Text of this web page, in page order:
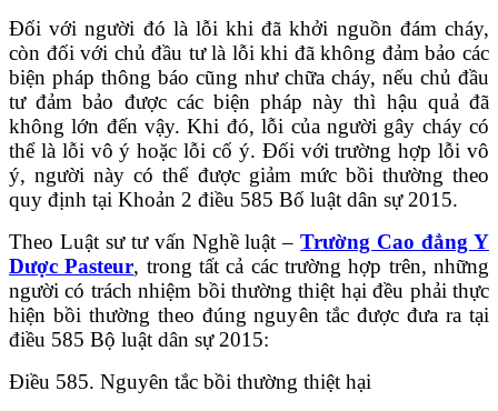
Đối với người đó là lỗi khi đã khởi nguồn đám cháy,
còn đối với chủ đầu tư là lỗi khi đã không đảm bảo các
biện pháp thông báo cũng như chữa cháy, nếu chủ đầu
tư đảm bảo được các biện pháp này thì hậu quả đã
không lớn đến vậy. Khi đó, lỗi của người gây cháy có
thể là lỗi vô ý hoặc lỗi cố ý. Đối với trường hợp lỗi vô
ý, người này có thể được giảm mức bồi thường theo
quy định tại Khoản 2 điều 585 Bố luật dân sự 2015.
Theo Luật sư tư vấn Nghề luật –Trường Cao đẳng Y
Dược Pasteur, trong tất cả các trường hợp trên, những
người có trách nhiệm bồi thường thiệt hại đều phải thực
hiện bồi thường theo đúng nguyên tắc được đưa ra tại
điều 585 Bộ luật dân sự 2015:
Điều 585. Nguyên tắc bồi thường thiệt hại